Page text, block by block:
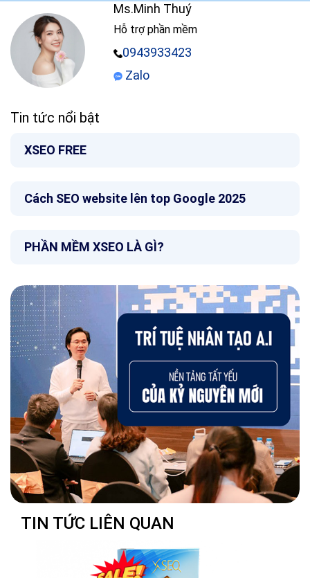
Ms.Minh Thuý
Hỗ trợ phần mềm
0943933423
Zalo
Tin tức nổi bật
XSEO FREE
Cách SEO website lên top Google 2025
PHẦN MỀM XSEO LÀ GÌ?
TIN TỨC LIÊN QUAN